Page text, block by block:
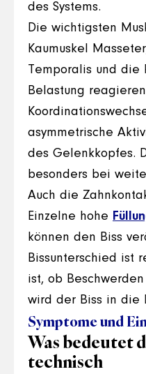
des Systems.
Die wichtigsten
Kaumuskel
Temporalis und die
Belastung
asymmetrische
des Gelenkkopfes.
besonders bei
Auch die
Einzelne hohe
können den Biss
Bissunterschied ist
ist, ob
wird der Biss in die
Symptome und
Was bedeutet
technisch